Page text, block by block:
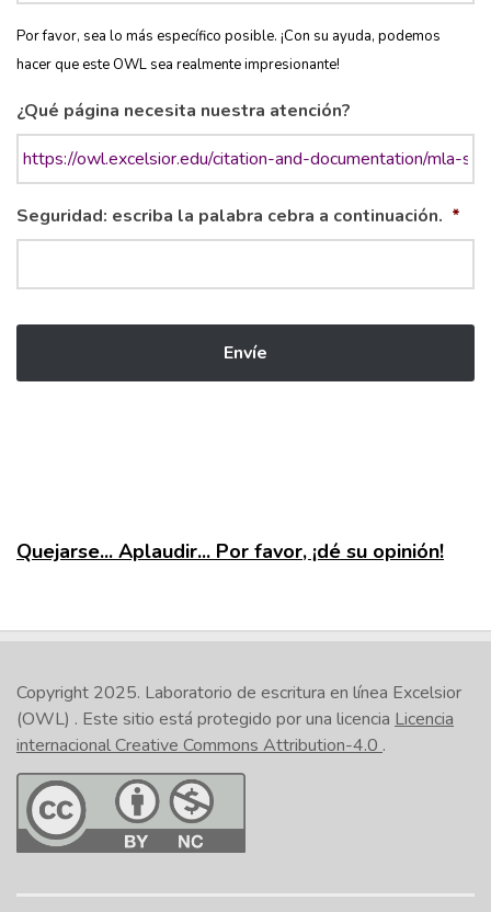
Por favor, sea lo más específico posible. ¡Con su ayuda, podemos
hacer que este OWL sea realmente impresionante!
¿Qué página necesita nuestra atención?
Seguridad: escriba la palabra cebra a continuación. *
Quejarse... Aplaudir... Por favor, ¡dé su opinión!
Copyright 2025. Laboratorio de escritura en línea Excelsior
(OWL) . Este sitio está protegido por una licencia Licencia
internacional Creative Commons Attribution-4.0 .